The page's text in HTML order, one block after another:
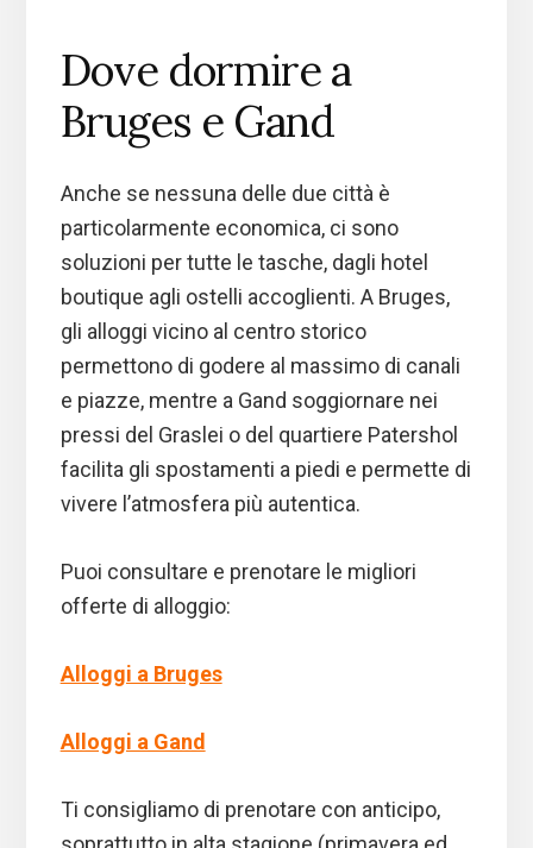
Dove dormire a
Bruges e Gand
Anche se nessuna delle due città è
particolarmente economica, ci sono
soluzioni per tutte le tasche, dagli hotel
boutique agli ostelli accoglienti. A Bruges,
gli alloggi vicino al centro storico
permettono di godere al massimo di canali
e piazze, mentre a Gand soggiornare nei
pressi del Graslei o del quartiere Patershol
facilita gli spostamenti a piedi e permette di
vivere l’atmosfera più autentica.
Puoi consultare e prenotare le migliori
offerte di alloggio:
Alloggi a Bruges
Alloggi a Gand
Ti consigliamo di prenotare con anticipo,